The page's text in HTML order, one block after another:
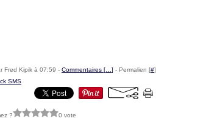
Fred Kipik à 07:59 - Commentaires [ ] - Permalien [#]
SMS
? 0 vote